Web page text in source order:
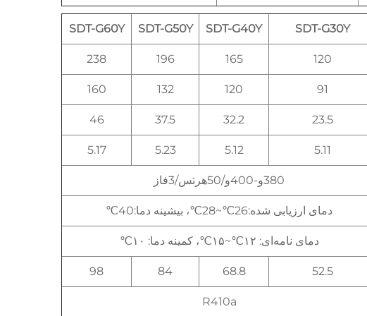
SDT-G30Y
SDT-G40Y
SDT-G50Y
SDT-G60Y
120
165
196
238
91
120
132
160
23.5
32.2
37.5
46
5.11
5.12
5.23
5.17
380و-400و/50هرتس/3فاز
دمای ارزیابی شده:26℃~28℃، بیشینه دما:40℃
دمای نامه‌ای: ۱۲℃~۱۵℃، کمینه دما: ۱۰℃
52.5
68.8
84
98
R410a